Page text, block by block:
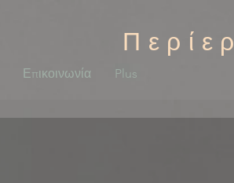
Επικοινωνία Plus